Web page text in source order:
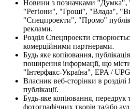
Новини з позначками "Думка",
"Регіони", "Гроші", "Влада",
"Спецпроекти", "Промо"
реклами.
Розділ Спецпроекти
комерційними партнерами.
Будь яке копіювання,
поширення інформації, що
"Інтерфакс-Україна", EPA /
Власник веб-сторінки в
публікації.
Будь-яке копіювання, передрук
фотографічних творів та/або